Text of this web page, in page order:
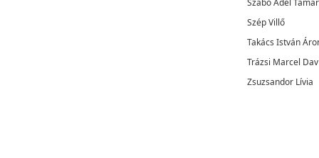
Szabó Adél
Szép Villő
Takács István
Trázsi Marcel
Zsuzsandor Lívia